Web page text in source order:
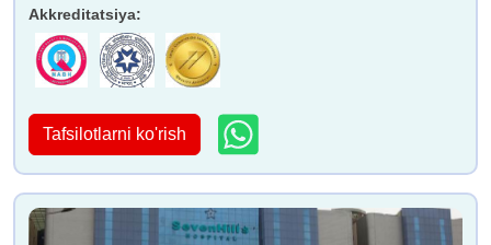
Akkreditatsiya:
Tafsilotlarni ko'rish